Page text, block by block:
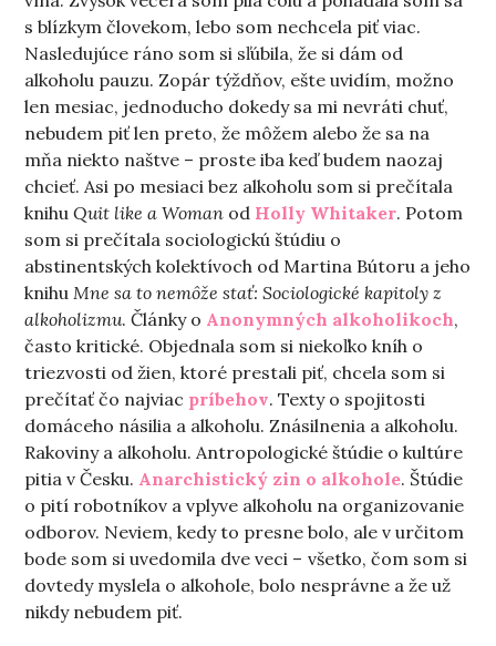
s blízkym človekom, lebo som nechcela piť viac.
Nasledujúce ráno som si sľúbila, že si dám od
alkoholu pauzu. Zopár týždňov, ešte uvidím, možno
len mesiac, jednoducho dokedy sa mi nevráti chuť,
nebudem piť len preto, že môžem alebo že sa na
mňa niekto naštve – proste iba keď budem naozaj
chcieť. Asi po mesiaci bez alkoholu som si prečítala
knihuQuit like a Woman od Holly Whitaker. Potom
som si prečítala sociologickú štúdiu o
abstinentských kolektívoch od Martina Bútoru a jeho
knihuMne sa to nemôže stať: Sociologické kapitoly z
alkoholizmu. Články o Anonymných alkoholikoch,
často kritické. Objednala som si niekoľko kníh o
triezvosti od žien, ktoré prestali piť, chcela som si
prečítať čo najviac príbehov. Texty o spojitosti
domáceho násilia a alkoholu. Znásilnenia a alkoholu.
Rakoviny a alkoholu. Antropologické štúdie o kultúre
pitia v Česku. Anarchistický zin o alkohole. Štúdie
o pití robotníkov a vplyve alkoholu na organizovanie
odborov. Neviem, kedy to presne bolo, ale v určitom
bode som si uvedomila dve veci – všetko, čom som si
dovtedy myslela o alkohole, bolo nesprávne a že už
nikdy nebudem piť.